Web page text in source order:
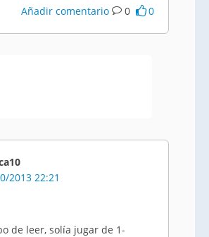
Añadir comentario 0 0
2013 22:21
de leer, solía jugar de 1-